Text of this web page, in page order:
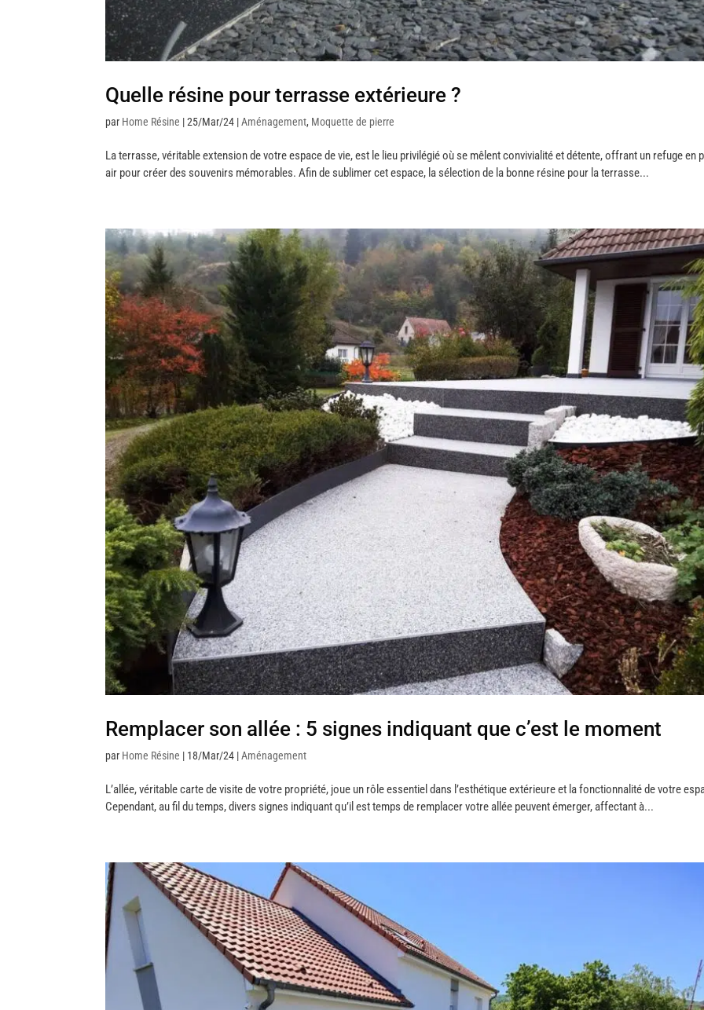
Quelle résine pour terrasse extérieure ?
par Home Résine |25/Mar/24 |Aménagement, Moquette de pierre
La terrasse, véritable extension de votre espace de vie, est le lieu privilégié où se mêlent convivialité et détente, offrant un refuge en
air pour créer des souvenirs mémorables. Afin de sublimer cet espace, la sélection de la bonne résine pour la terrasse...
Remplacer son allée : 5 signes indiquant que c’est le moment
par Home Résine | 18/Mar/24 |Aménagement
L’allée, véritable carte de visite de votre propriété, joue un rôle essentiel dans l’esthétique extérieure et la fonctionnalité de votre
Cependant, au fil du temps, divers signes indiquant qu’il est temps de remplacer votre allée peuvent émerger, affectant à...